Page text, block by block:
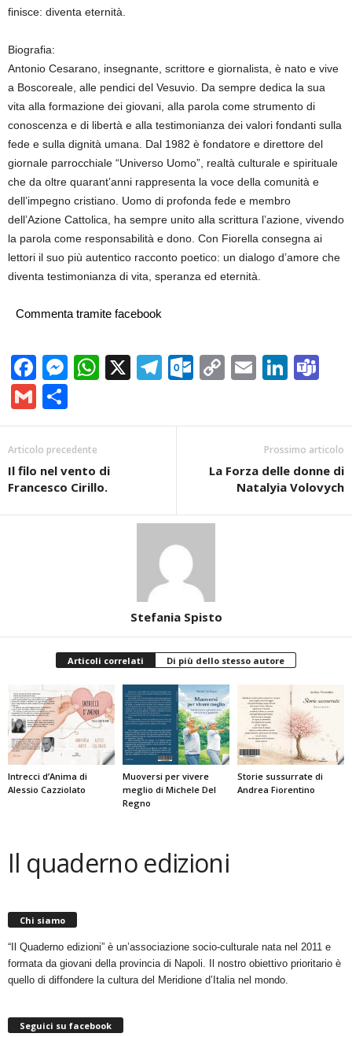
finisce: diventa eternità.
Biografia:
Antonio Cesarano, insegnante, scrittore e giornalista, è nato e vive
a Boscoreale, alle pendici del Vesuvio. Da sempre dedica la sua
vita alla formazione dei giovani, alla parola come strumento di
conoscenza e di libertà e alla testimonianza dei valori fondanti sulla
fede e sulla dignità umana. Dal 1982 è fondatore e direttore del
giornale parrocchiale “Universo Uomo”, realtà culturale e spirituale
che da oltre quarant’anni rappresenta la voce della comunità e
dell’impegno cristiano. Uomo di profonda fede e membro
dell’Azione Cattolica, ha sempre unito alla scrittura l’azione, vivendo
la parola come responsabilità e dono. Con Fiorella consegna ai
lettori il suo più autentico racconto poetico: un dialogo d’amore che
diventa testimonianza di vita, speranza ed eternità.
Commenta tramite facebook
Facebook
Messenger
WhatsApp
X Telegram
Outlook.com
CopyEmail
Gmail
Articolo precedente
Il filo nel vento di
Francesco Cirillo.
Prossimo articolo
La Forza delle donne di
Natalyia Volovych
Stefania Spisto
Articoli correlati Di più dello stesso autore
Intrecci d’Anima di
Alessio Cazziolato
Muoversi per vivere
meglio di Michele Del
Regno
Storie sussurrate di
Andrea Fiorentino
Il quaderno edizioni
Chi siamo
“Il Quaderno edizioni” è un’associazione socio-culturale nata nel 2011 e
formata da giovani della provincia di Napoli. Il nostro obiettivo prioritario è
quello di diffondere la cultura del Meridione d’Italia nel mondo.
Seguici su facebook